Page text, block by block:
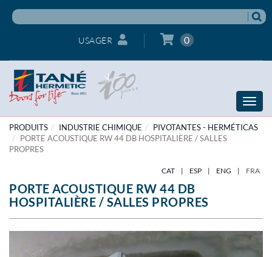
USAGER 0
Toggle
PRODUITS
INDUSTRIE CHIMIQUE
PIVOTANTES - HERMÉTICAS
PORTE ACOUSTIQUE RW 44 DB HOSPITALIÈRE / SALLES
PROPRES
CAT | ESP | ENG | FRA
PORTE ACOUSTIQUE RW 44 DB
HOSPITALIÈRE / SALLES PROPRES